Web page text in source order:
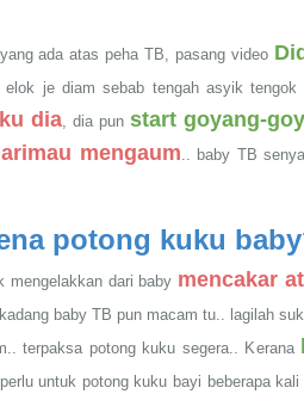
ada atas peha TB, pasang video
je diam sebab tengah asyik tengok
dia, dia pun start goyang-
mengaum.. baby TB
potong kuku
mengelakkan dari baby mencakar
baby TB pun macam tu.. lagilah
terpaksa potong kuku segera.. Kerana
untuk potong kuku bayi beberapa